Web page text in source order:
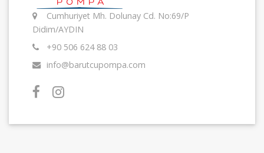
Cumhuriyet Mh. Dolunay Cd. No:69/P
Didim/AYDIN
+90 506 624 88 03
info@barutcupompa.com